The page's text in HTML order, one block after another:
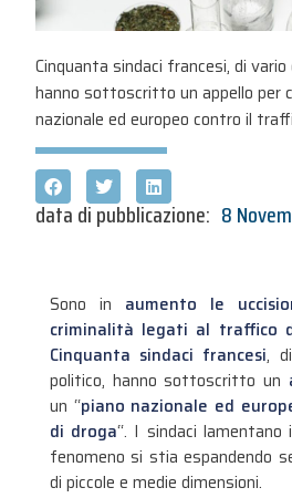
Cinquanta sindaci francesi, di
hanno sottoscritto un appello per
nazionale ed europeo contro il
data di pubblicazione: 8
Sono in aumento le
criminalità legati al traffico
Cinquanta sindaci francesi,
politico, hanno sottoscritto un
un “piano nazionale ed
di droga“. I sindaci lamentano
fenomeno si stia espandendo
di piccole e medie dimensioni.